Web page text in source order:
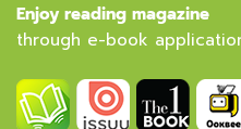
Enjoy reading magazine
through e-book